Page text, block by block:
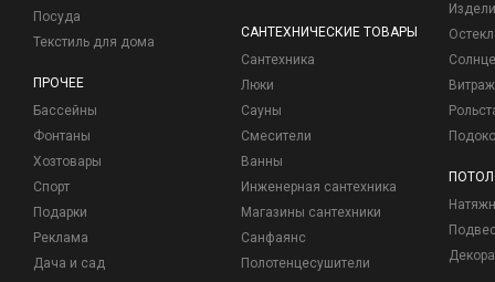
Посуда
Текстиль для дома
ПРОЧЕЕ
Бассейны
Фонтаны
Хозтовары
Спорт
Подарки
Реклама
Дача и сад
САНТЕХНИЧЕСКИЕ ТОВАРЫ
Сантехника
Люки
Сауны
Смесители
Ванны
Инженерная сантехника
Магазины сантехники
Санфаянс
Полотенцесушители